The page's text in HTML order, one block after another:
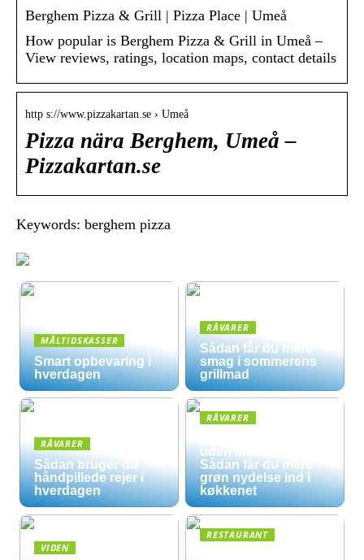
Berghem Pizza & Grill | Pizza Place | Umeå
How popular is Berghem Pizza & Grill in Umeå –
View reviews, ratings, location maps, contact details
http s://www.pizzakartan.se › Umeå
Pizza nära Berghem, Umeå –
Pizzakartan.se
Keywords: berghem pizza
MÅLTIDSKASSER
Smart opbevaring i
hverdagen
RÅVARER
Sådan får du mere
smag i sommerens
grillmad
RÅVARER
Sådan bruger du
håndpillede rejer i
hverdagen
RÅVARER
uden luksuspriser:
Sådan får du mere
grøn nydelse ind i
køkkenet
VIDEN
RESTAURANT